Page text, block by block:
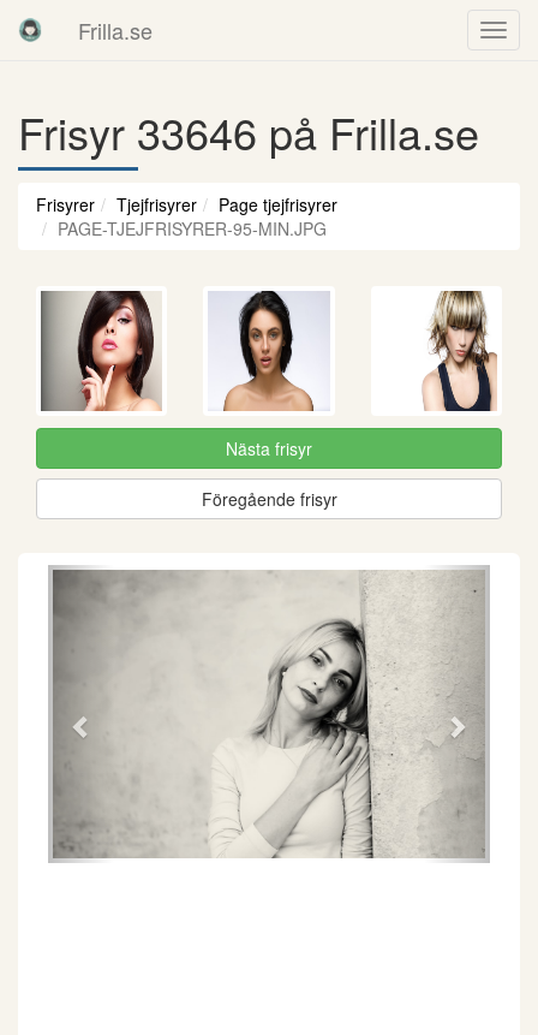
Frilla.se
Frisyr 33646 på Frilla.se
Frisyrer Tjejfrisyrer
Page tjejfrisyrer
PAGE-TJEJFRISYRER-95-MIN.JPG
Nästa frisyr
Föregående frisyr
Föregående